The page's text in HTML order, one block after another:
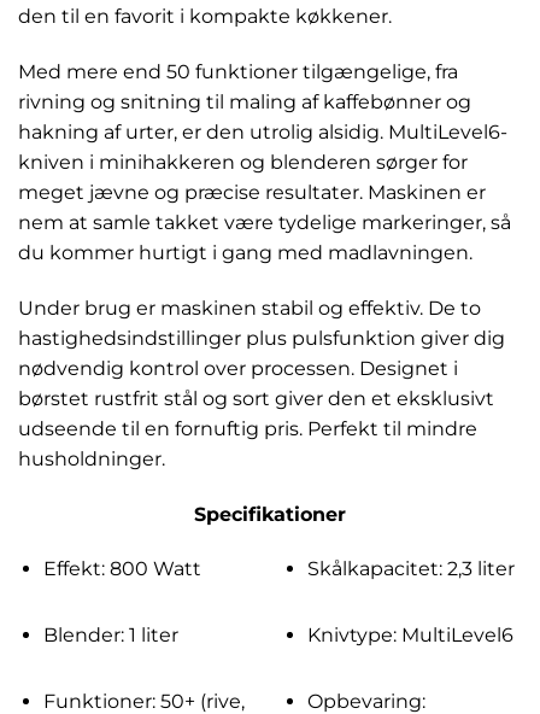
den til en favorit i kompakte køkkener.
Med mere end 50 funktioner tilgængelige, fra
rivning og snitning til maling af kaffebønner og
hakning af urter, er den utrolig alsidig. MultiLevel6-
kniven i minihakkeren og blenderen sørger for
meget jævne og præcise resultater. Maskinen er
nem at samle takket være tydelige markeringer, så
du kommer hurtigt i gang med madlavningen.
Under brug er maskinen stabil og effektiv. De to
hastighedsindstillinger plus pulsfunktion giver dig
nødvendig kontrol over processen. Designet i
børstet rustfrit stål og sort giver den et eksklusivt
udseende til en fornuftig pris. Perfekt til mindre
husholdninger.
Specifikationer
Effekt: 800 Watt Skålkapacitet: 2,3 liter
Blender: 1 liter Knivtype: MultiLevel6
Funktioner: 50+ (rive,
Opbevaring: